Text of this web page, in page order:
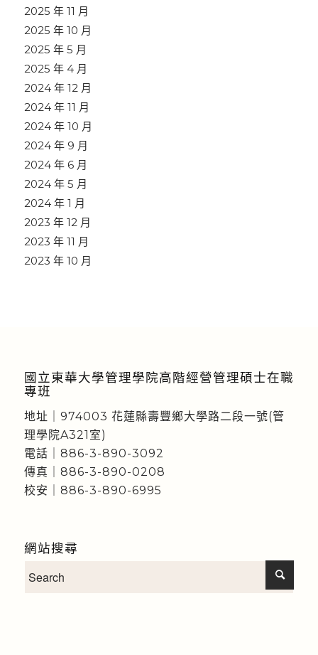
2025 年 11 月
2025 年 10 月
2025 年 5 月
2025 年 4 月
2024 年 12 月
2024 年 11 月
2024 年 10 月
2024 年 9 月
2024 年 6 月
2024 年 5 月
2024 年 1 月
2023 年 12 月
2023 年 11 月
2023 年 10 月
國立東華大學管理學院高階經營管理碩士在職
專班
地址｜974003 花蓮縣壽豐鄉大學路二段一號(管
理學院A321室)
電話｜886-3-890-3092
傳真｜886-3-890-0208
校安｜886-3-890-6995
網站搜尋